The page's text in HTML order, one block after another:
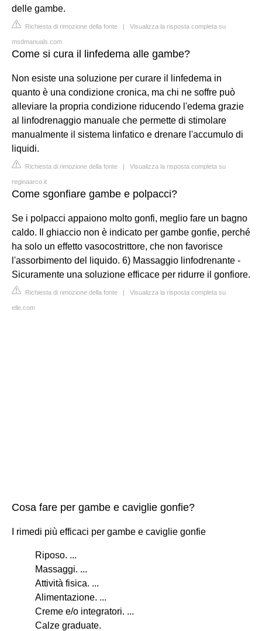
delle gambe.
Richiesta di rimozione della fonte | Visualizza la risposta completa su
msdmanuals.com
Come si cura il linfedema alle gambe?
Non esiste una soluzione per curare il linfedema in
quanto è una condizione cronica, ma chi ne soffre può
alleviare la propria condizione riducendo l'edema grazie
al linfodrenaggio manuale che permette di stimolare
manualmente il sistema linfatico e drenare l'accumulo di
liquidi.
Richiesta di rimozione della fonte | Visualizza la risposta completa su
reginaarco.it
Come sgonfiare gambe e polpacci?
Se i polpacci appaiono molto gonfi, meglio fare un bagno
caldo. Il ghiaccio non è indicato per gambe gonfie, perché
ha solo un effetto vasocostrittore, che non favorisce
l'assorbimento del liquido. 6) Massaggio linfodrenante -
Sicuramente una soluzione efficace per ridurre il gonfiore.
Richiesta di rimozione della fonte | Visualizza la risposta completa su
elle.com
Cosa fare per gambe e caviglie gonfie?
I rimedi più efficaci per gambe e caviglie gonfie
Riposo. ...
Massaggi. ...
Attività fisica. ...
Alimentazione. ...
Creme e/o integratori. ...
Calze graduate.